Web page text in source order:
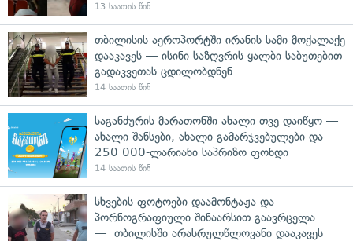
13 საათის წინ
თბილისის აეროპორტში ირანის სამი მოქალაქე
დააკავეს — ისინი საზღვრის ყალბი საბუთებით
გადაკვეთას ცდილობდნენ
14 საათის წინ
საგანძურის მარათონში ახალი თვე დაიწყო —
ახალი შანსები, ახალი გამარჯვებულები და
250 000-ლარიანი საპრიზო ფონდი
14 საათის წინ
სხვების ფოტოები დაამონტაჟა და
პორნოგრაფიული შინაარსით გაავრცელა
— თბილისში არასრულწლოვანი დააკავეს